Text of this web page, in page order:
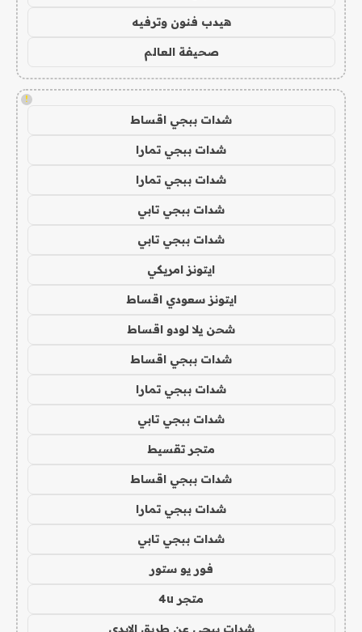
هيدب فنون وترفيه
صحيفة العالم
!
شدات ببجي اقساط
شدات ببجي تمارا
شدات ببجي تمارا
شدات ببجي تابي
شدات ببجي تابي
ايتونز امريكي
ايتونز سعودي اقساط
شحن يلا لودو اقساط
شدات ببجي اقساط
شدات ببجي تمارا
شدات ببجي تابي
متجر تقسيط
شدات ببجي اقساط
شدات ببجي تمارا
شدات ببجي تابي
فور يو ستور
متجر 4u
شدات ببجي عن طريق الايدي